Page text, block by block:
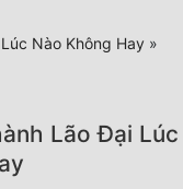
Nào Không Hay »
Lão Đại Lúc